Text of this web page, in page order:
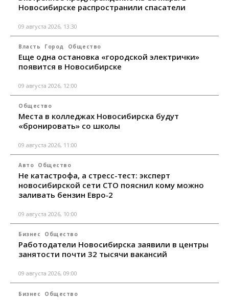
Новосибирске распространили спасатели
09 августа 2026, 13:30
Власть Город Общество
Еще одна остановка «городской электрички»
появится в Новосибирске
09 августа 2026, 12:00
Общество
Места в колледжах Новосибирска будут
«бронировать» со школы
09 августа 2026, 11:00
Авто Общество
Не катастрофа, а стресс-тест: эксперт
новосибирской сети СТО пояснил кому можно
заливать бензин Евро‑2
09 августа 2026, 10:00
Бизнес Общество
Работодатели Новосибирска заявили в центры
занятости почти 32 тысячи вакансий
09 августа 2026, 09:00
Бизнес Общество